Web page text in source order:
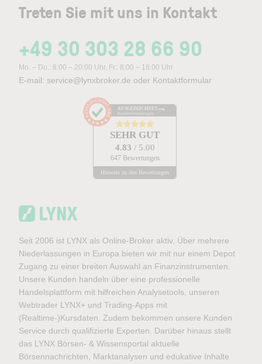
Treten Sie mit uns in Kontakt
+49 30 303 28 66 90
Mo. – Do.: 8:00 – 20:00 Uhr, Fr.: 8:00 – 18:00 Uhr
E-mail: service@lynxbroker.de oder Kontaktformular
AUSGEZEICHNET .org
Kundenbewertungen
SEHR GUT
4.83 / 5.00
647 Bewertungen
Hinweis zu den Bewertungen
Seit 2006 ist LYNX als Online-Broker aktiv. Über mehrere
Niederlassungen in Europa bieten wir mit nur einem Depot
Zugang zu einer breiten Auswahl an Finanzinstrumenten.
Unsere Kunden handeln über eine professionelle
Handelsplattform mit hilfreichen Analysetools, unseren
Webtrader LYNX+ und Trading-Apps mit
(Realtime-)Kursdaten. Zudem bekommen unsere Kunden
Service durch qualifizierte Experten. Darüber hinaus stellt
das LYNX Börsen- & Wissensportal aktuelle
Börsennachrichten, Marktanalysen und edukative Inhalte